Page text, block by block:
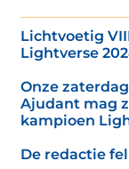
Lichtvoetig
Lightverse
Onze
Ajudant mag
kampioen
De redactie